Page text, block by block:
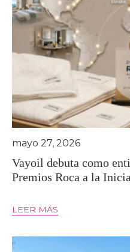
Vayoil debuta como
Premios Roca a la
mayo 27, 2026
LEER MÁS